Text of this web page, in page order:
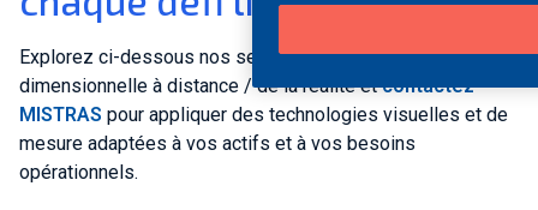
Explorez ci-dessous nos services de capture visuelle et
dimensionnelle à distance / de la réalité etcontactez
MISTRAS pour appliquer des technologies visuelles et de
mesure adaptées à vos actifs et à vos besoins
opérationnels.